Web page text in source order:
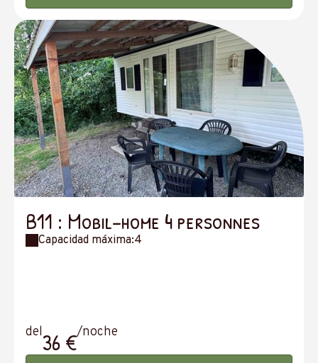
B11 : Mobil-home 4 personnes
Capacidad máxima:4
del36 €/noche